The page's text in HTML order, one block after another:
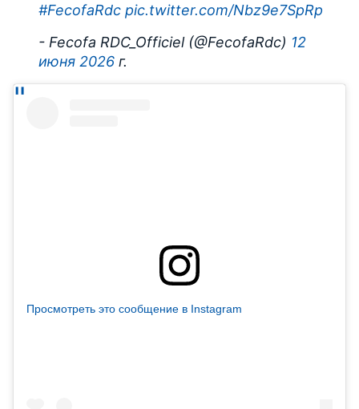
#FecofaRdc pic.twitter.com/Nbz9e7SpRp
- Fecofa RDC_Officiel (@FecofaRdc) 12
июня 2026 г.
Просмотреть это сообщение в Instagram